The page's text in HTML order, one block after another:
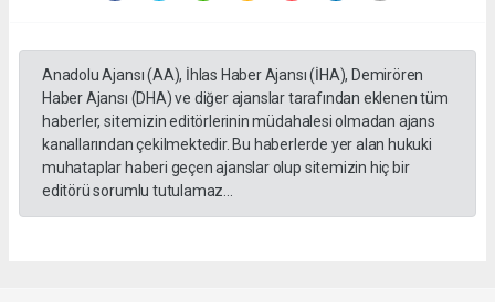
Anadolu Ajansı (AA), İhlas Haber Ajansı (İHA), Demirören
Haber Ajansı (DHA) ve diğer ajanslar tarafından eklenen tüm
haberler, sitemizin editörlerinin müdahalesi olmadan ajans
kanallarından çekilmektedir. Bu haberlerde yer alan hukuki
muhataplar haberi geçen ajanslar olup sitemizin hiç bir
editörü sorumlu tutulamaz...